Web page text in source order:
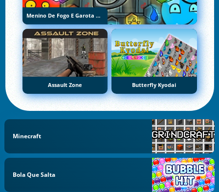
Menino De Fogo E Garota De Água 5: Elementos
Assault Zone Butterfly Kyodai
Minecraft
Bola Que Salta